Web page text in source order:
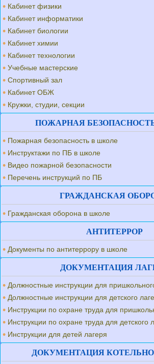
Кабинет физики
Кабинет информатики
Кабинет биологии
Кабинет химии
Кабинет технологии
Учебные мастерские
Спортивный зал
Кабинет ОБЖ
Кружки, студии, секции
ПОЖАРНАЯ
Пожарная безопасность в школе
Инструктажи по ПБ в школе
Видео пожарной безопасности
Перечень инструкций по ПБ
ГРАЖДАНСКАЯ
Гражданская оборона в школе
АНТИТЕРРОР
Документы по антитеррору в школе
ДОКУМЕНТАЦИЯ
Должностные инструкции для
Должностные инструкции для детского
Инструкции по охране труда для
Инструкции по охране труда для детского
Инструкции для детей лагеря
ДОКУМЕНТАЦИЯ